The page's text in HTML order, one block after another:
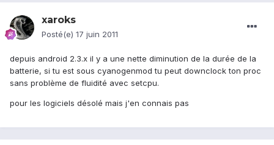
xaroks
Posté(e) 17 juin 2011
depuis android 2.3.x il y a une nette diminution de la durée de la
batterie, si tu est sous cyanogenmod tu peut downclock ton proc
sans problème de fluidité avec setcpu.
pour les logiciels désolé mais j'en connais pas